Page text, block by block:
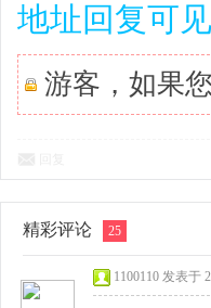
地址回复可
游客，如果
精彩评论 25
1100110 发表于